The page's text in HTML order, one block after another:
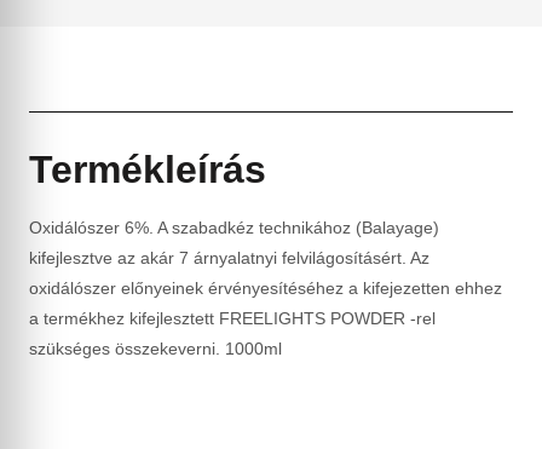
Termékleírás
Oxidálószer 6%. A szabadkéz technikához (Balayage)
kifejlesztve az akár 7 árnyalatnyi felvilágosításért. Az
oxidálószer előnyeinek érvényesítéséhez a kifejezetten ehhez
a termékhez kifejlesztett FREELIGHTS POWDER -rel
szükséges összekeverni. 1000ml